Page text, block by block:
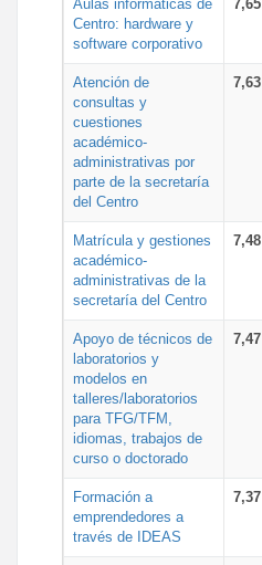
Aulas informáticas de
Centro: hardware y
software corporativo
7,65
Atención de
consultas y
cuestiones
académico-
administrativas por
parte de la secretaría
del Centro
7,63
Matrícula y gestiones
académico-
administrativas de la
secretaría del Centro
7,48
Apoyo de técnicos de
laboratorios y
modelos en
talleres/laboratorios
para TFG/TFM,
idiomas, trabajos de
curso o doctorado
7,47
Formación a
emprendedores a
través de IDEAS
7,37